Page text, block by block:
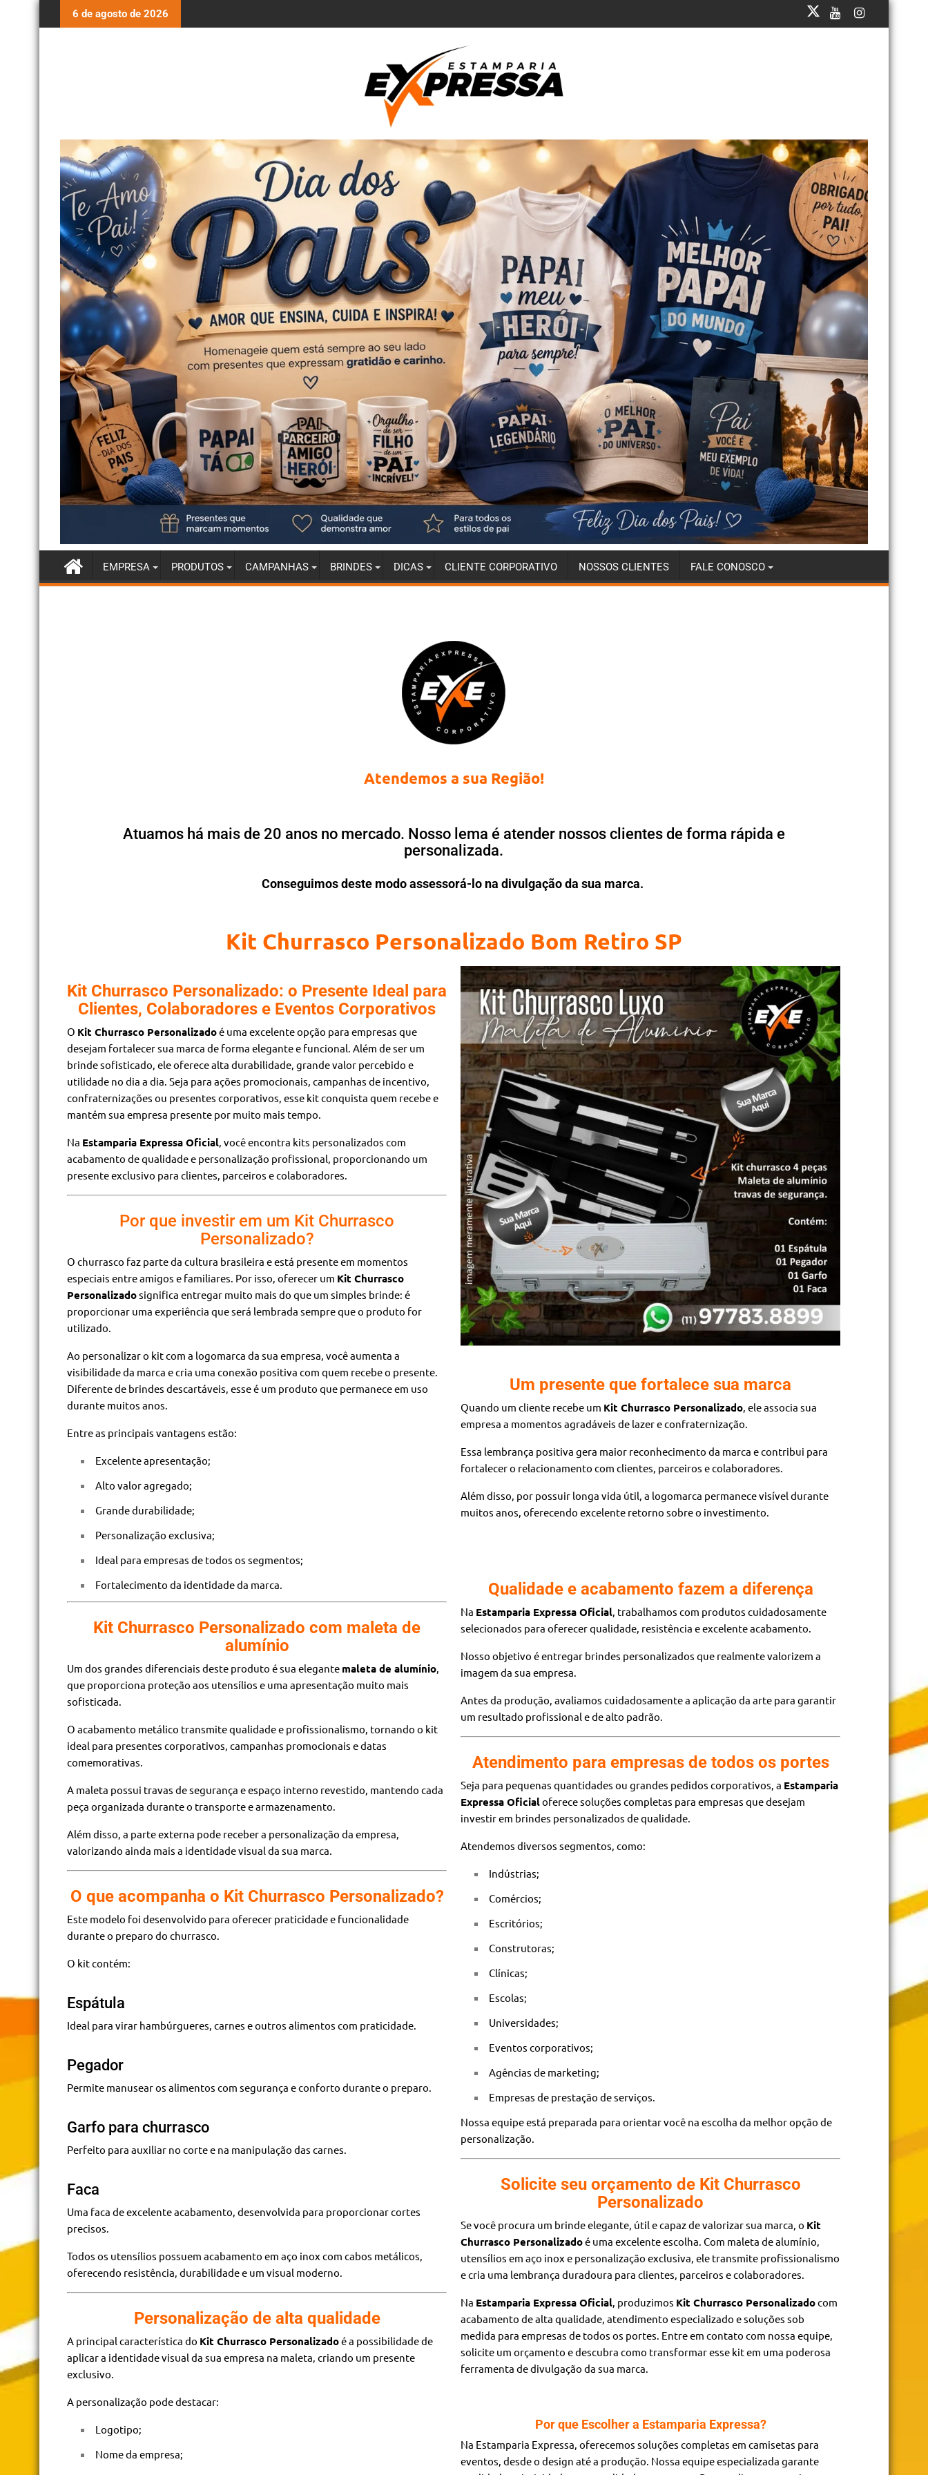
6 de agosto de 2026
EMPRESA PRODUTOS CAMPANHAS BRINDES DICAS CLIENTE CORPORATIVO NOSSOS CLIENTES FALE CONOSCO
Atendemos a sua Região!
Atuamos há mais de 20 anos no mercado. Nosso lema é atender nossos clientes de forma rápida e
personalizada.
Conseguimos deste modo assessorá-lo na divulgação da sua marca.
Kit Churrasco Personalizado Bom Retiro SP
Kit Churrasco Personalizado: o Presente Ideal para
Clientes, Colaboradores e Eventos Corporativos
O Kit Churrasco Personalizadoé uma excelente opção para empresas que
desejam fortalecer sua marca de forma elegante e funcional. Além de ser um
brinde sofisticado, ele oferece alta durabilidade, grande valor percebido e
utilidade no dia a dia. Seja para ações promocionais, campanhas de incentivo,
confraternizações ou presentes corporativos, esse kit conquista quem recebe e
mantém sua empresa presente por muito mais tempo.
Na Estamparia Expressa Oficial , você encontra kits personalizados com
acabamento de qualidade e personalização profissional, proporcionando um
presente exclusivo para clientes, parceiros e colaboradores.
Por que investir em um Kit Churrasco
Personalizado?
O churrasco faz parte da cultura brasileira e está presente em momentos
especiais entre amigos e familiares. Por isso, oferecer um Kit Churrasco
Personalizadosignifica entregar muito mais do que um simples brinde: é
proporcionar uma experiência que será lembrada sempre que o produto for
utilizado.
Ao personalizar o kit com a logomarca da sua empresa, você aumenta a
visibilidade da marca e cria uma conexão positiva com quem recebe o presente.
Diferente de brindes descartáveis, esse é um produto que permanece em uso
durante muitos anos.
Entre as principais vantagens estão:
Excelente apresentação;
Alto valor agregado;
Grande durabilidade;
Personalização exclusiva;
Ideal para empresas de todos os segmentos;
Fortalecimento da identidade da marca.
Kit Churrasco Personalizado com maleta de
alumínio
Um dos grandes diferenciais deste produto é sua elegante maleta de alumínio
que proporciona proteção aos utensílios e uma apresentação muito mais
sofisticada.
O acabamento metálico transmite qualidade e profissionalismo, tornando o kit
ideal para presentes corporativos, campanhas promocionais e datas
comemorativas.
A maleta possui travas de segurança e espaço interno revestido, mantendo cada
peça organizada durante o transporte e armazenamento.
Além disso, a parte externa pode receber a personalização da empresa,
valorizando ainda mais a identidade visual da sua marca.
O que acompanha o Kit Churrasco Personalizado?
Este modelo foi desenvolvido para oferecer praticidade e funcionalidade
durante o preparo do churrasco.
O kit contém:
Espátula
Ideal para virar hambúrgueres, carnes e outros alimentos com praticidade.
Pegador
Permite manusear os alimentos com segurança e conforto durante o preparo.
Garfo para churrasco
Perfeito para auxiliar no corte e na manipulação das carnes.
Faca
Uma faca de excelente acabamento, desenvolvida para proporcionar cortes
precisos.
Todos os utensílios possuem acabamento em aço inox com cabos metálicos,
oferecendo resistência, durabilidade e um visual moderno.
Personalização de alta qualidade
A principal característica do Kit Churrasco Personalizadoé a possibilidade de
aplicar a identidade visual da sua empresa na maleta, criando um presente
exclusivo.
A personalização pode destacar:
Logotipo;
Nome da empresa;
Um presente que fortalece sua marca
Quando um cliente recebe um Kit Churrasco Personalizado, ele associa sua
empresa a momentos agradáveis de lazer e confraternização.
Essa lembrança positiva gera maior reconhecimento da marca e contribui para
fortalecer o relacionamento com clientes, parceiros e colaboradores.
Além disso, por possuir longa vida útil, a logomarca permanece visível durante
muitos anos, oferecendo excelente retorno sobre o investimento.
Qualidade e acabamento fazem a diferença
Na Estamparia Expressa Oficial, trabalhamos com produtos cuidadosamente
selecionados para oferecer qualidade, resistência e excelente acabamento.
Nosso objetivo é entregar brindes personalizados que realmente valorizem a
imagem da sua empresa.
Antes da produção, avaliamos cuidadosamente a aplicação da arte para garantir
um resultado profissional e de alto padrão.
Atendimento para empresas de todos os portes
Seja para pequenas quantidades ou grandes pedidos corporativos, a Estamparia
Expressa Oficialoferece soluções completas para empresas que desejam
investir em brindes personalizados de qualidade.
Atendemos diversos segmentos, como:
Indústrias;
Comércios;
Escritórios;
Construtoras;
Clínicas;
Escolas;
Universidades;
Eventos corporativos;
Agências de marketing;
Empresas de prestação de serviços.
Nossa equipe está preparada para orientar você na escolha da melhor opção de
personalização.
Solicite seu orçamento de Kit Churrasco
Personalizado
Se você procura um brinde elegante, útil e capaz de valorizar sua marca, o Kit
Churrasco Personalizadoé uma excelente escolha. Com maleta de alumínio,
utensílios em aço inox e personalização exclusiva, ele transmite profissionalismo
e cria uma lembrança duradoura para clientes, parceiros e colaboradores.
Na Estamparia Expressa Oficial, produzimos Kit Churrasco Personalizadocom
acabamento de alta qualidade, atendimento especializado e soluções sob
medida para empresas de todos os portes. Entre em contato com nossa equipe,
solicite um orçamento e descubra como transformar esse kit em uma poderosa
ferramenta de divulgação da sua marca.
Por que Escolher a Estamparia Expressa?
Na Estamparia Expressa, oferecemos soluções completas em camisetas para
eventos, desde o design até a produção. Nossa equipe especializada garante